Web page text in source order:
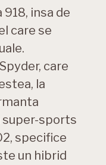
insa de
care se
care
la
super-sports
specifice
un hibrid